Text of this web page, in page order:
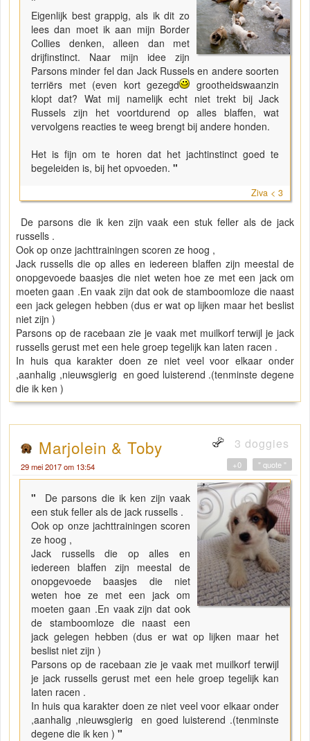
Eigenlijk best grappig, als ik dit zo
lees dan moet ik aan mijn Border
Collies denken, alleen dan met
drijfinstinct. Naar mijn idee zijn
Parsons minder fel dan Jack Russels en andere soorten
terriërs met (even kort gezegd
grootheidswaanzin
klopt dat? Wat mij namelijk echt niet trekt bij Jack
Russels zijn het voortdurend op alles blaffen, wat
vervolgens reacties te weeg brengt bij andere honden.
Het is fijn om te horen dat het jachtinstinct goed te
begeleiden is, bij het opvoeden. "
Ziva < 3
De parsons die ik ken zijn vaak een stuk feller als de jack
russells .
Ook op onze jachttrainingen scoren ze hoog ,
Jack russells die op alles en iedereen blaffen zijn meestal de
onopgevoede baasjes die niet weten hoe ze met een jack om
moeten gaan .En vaak zijn dat ook de stamboomloze die naast
een jack gelegen hebben (dus er wat op lijken maar het beslist
niet zijn )
Parsons op de racebaan zie je vaak met muilkorf terwijl je jack
russells gerust met een hele groep tegelijk kan laten racen .
In huis qua karakter doen ze niet veel voor elkaar onder
,aanhalig ,nieuwsgierig en goed luisterend .(tenminste degene
die ik ken )
Marjolein & Toby 3 doggies
29 mei 2017 om 13:54 " quote "
+0
"
De parsons die ik ken zijn vaak
een stuk feller als de jack russells .
Ook op onze jachttrainingen scoren
ze hoog ,
Jack russells die op alles en
iedereen blaffen zijn meestal de
onopgevoede baasjes die niet
weten hoe ze met een jack om
moeten gaan .En vaak zijn dat ook
de stamboomloze die naast een
jack gelegen hebben (dus er wat op lijken maar het
beslist niet zijn )
Parsons op de racebaan zie je vaak met muilkorf terwijl
je jack russells gerust met een hele groep tegelijk kan
laten racen .
In huis qua karakter doen ze niet veel voor elkaar onder
,aanhalig ,nieuwsgierig en goed luisterend .(tenminste
degene die ik ken ) "